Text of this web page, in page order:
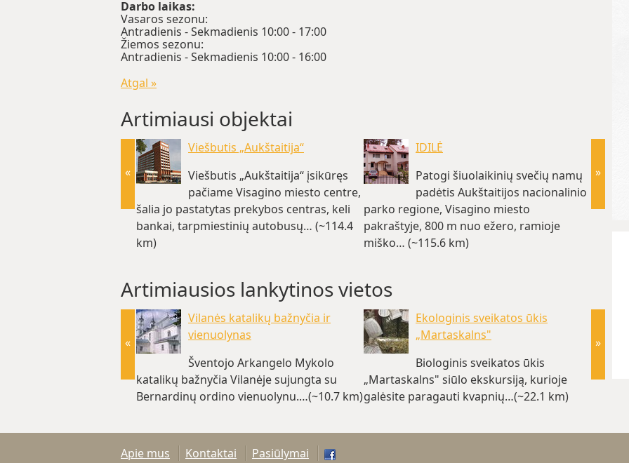
Darbo laikas:
Vasaros sezonu:
Antradienis - Sekmadienis 10:00 - 17:00
Žiemos sezonu:
Antradienis - Sekmadienis 10:00 - 16:00
Atgal »
Artimiausi objektai
Viešbutis „Aukštaitija“
Viešbutis „Aukštaitija“ įsikūręs
pačiame Visagino miesto centre,
šalia jo pastatytas prekybos centras, keli
bankai, tarpmiestinių autobusų… (~114.4
km)
IDILĖ
Patogi šiuolaikinių svečių namų
padėtis Aukštaitijos nacionalinio
parko regione, Visagino miesto
pakraštyje, 800 m nuo ežero, ramioje
miško… (~115.6 km)
ežero.
»
«
Artimiausios lankytinos vietos
Vilanės katalikų bažnyčia ir
vienuolynas
Šventojo Arkangelo Mykolo
katalikų bažnyčia Vilanėje sujungta su
Bernardinų ordino vienuolynu.…(~10.7 km)
Ekologinis sveikatos ūkis
„Martaskalns"
Biologinis sveikatos ūkis
„Martaskalns" siūlo ekskursiją, kurioje
galėsite paragauti kvapnių…(~22.1 km)
su
»
«
Apie mus Kontaktai Pasiūlymai